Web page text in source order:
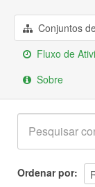
Sobre
Conjuntos
Fluxo de
Sobre
Ordenar por